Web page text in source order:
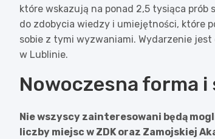
które wskazują na ponad 2,5 tysiąca prób
do zdobycia wiedzy i umiejętności, które
sobie z tymi wyzwaniami. Wydarzenie
w Lublinie.
Nowoczesna forma
Nie wszyscy zainteresowani będą
liczby miejsc w ZDK oraz Zamojskiej